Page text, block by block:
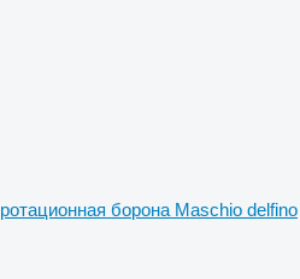
ротационная борона Maschio delfino